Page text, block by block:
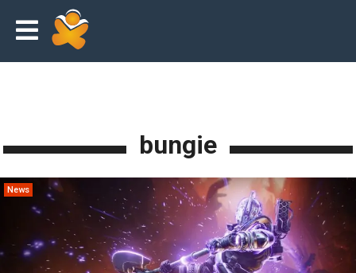
bungie
News